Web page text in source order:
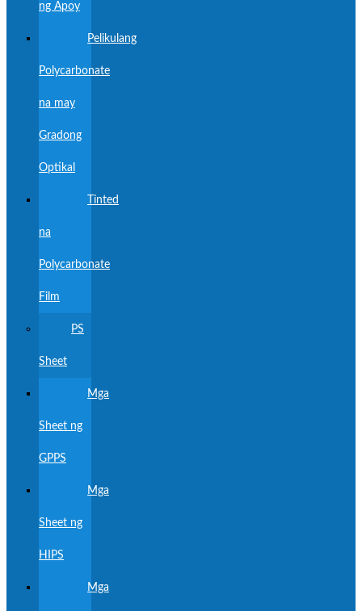
ng Apoy
Pelikulang
Polycarbonate
na may
Gradong
Optikal
Tinted
na
Polycarbonate
Film
PS
Sheet
Mga
Sheet ng
GPPS
Mga
Sheet ng
HIPS
Mga